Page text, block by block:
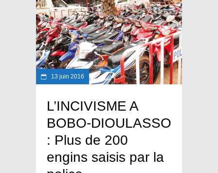
13 juin 2016
L’INCIVISME A
BOBO-DIOULASSO
: Plus de 200
engins saisis par la